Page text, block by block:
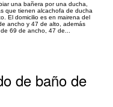
una bañera por una ducha,
que tienen alcachofa de ducha
El domicilio es en mairena del
ancho y 47 de alto, además
69 de ancho, 47 de...
de baño de